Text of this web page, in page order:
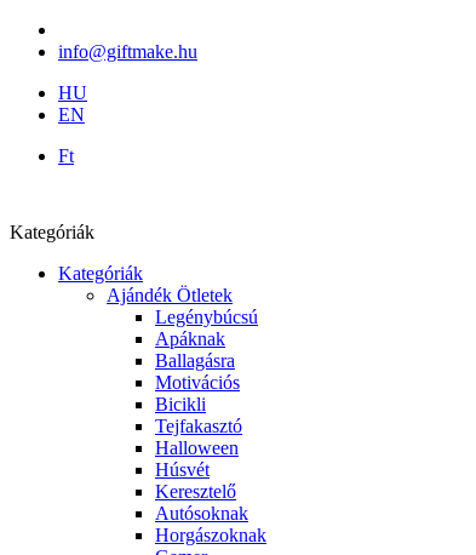
info@giftmake.hu
HU
EN
Ft
Kategóriák
Kategóriák
Ajándék Ötletek
Legénybúcsú
Apáknak
Ballagásra
Motivációs
Bicikli
Tejfakasztó
Halloween
Húsvét
Keresztelő
Autósoknak
Horgászoknak